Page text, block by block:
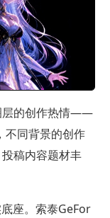
层的创作热情——
不同背景的创作
稿内容题材丰
座。索泰GeFor